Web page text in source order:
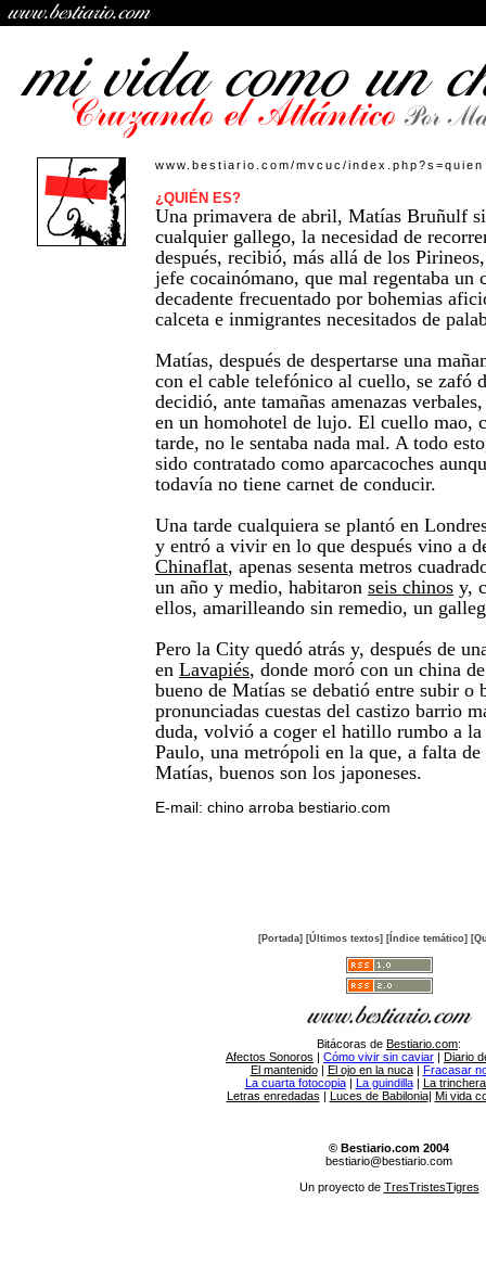
www.bestiario.com/mvcuc/index.php?s=quien
¿QUIÉN ES?
Una primavera de abril, Matías Bruñulf
cualquier gallego, la necesidad de
después, recibió, más allá de los
jefe cocainómano, que mal regentaba un
decadente frecuentado por bohemias
calceta e inmigrantes necesitados de
Matías, después de despertarse una
con el cable telefónico al cuello, se zafó
decidió, ante tamañas amenazas
en un homohotel de lujo. El cuello mao,
tarde, no le sentaba nada mal. A todo
sido contratado como aparcacoches
todavía no tiene carnet de conducir.
Una tarde cualquiera se plantó en
y entró a vivir en lo que después vino a
Chinaflat, apenas sesenta metros
un año y medio, habitaron seis chinos y,
ellos, amarilleando sin remedio, un
Pero la City quedó atrás y, después de
en Lavapiés, donde moró con un china
bueno de Matías se debatió entre subir o
pronunciadas cuestas del castizo barrio
duda, volvió a coger el hatillo rumbo a la
Paulo, una metrópoli en la que, a falta de
Matías, buenos son los japoneses.
E-mail: chino arroba bestiario.com
[Portada] [Últimos textos] [Índice temático]
Bitácoras de Bestiario.com:
Afectos Sonoros | Cómo vivir sin caviar | Diario
El mantenido| El ojo en la nuca| Fracasar
La cuarta fotocopia| La guindilla| La
Letras enredadas | Luces de Babilonia| Mi vida
© Bestiario.com 2004
bestiario@bestiario.com
Un proyecto de TresTristesTigres